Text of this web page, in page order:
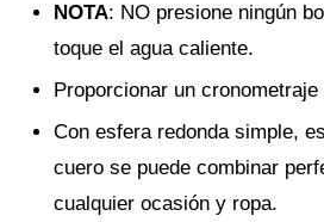
NOTA: NO presione ningún
toque el agua caliente.
Proporcionar un
Con esfera redonda simple,
cuero se puede combinar
cualquier ocasión y ropa.